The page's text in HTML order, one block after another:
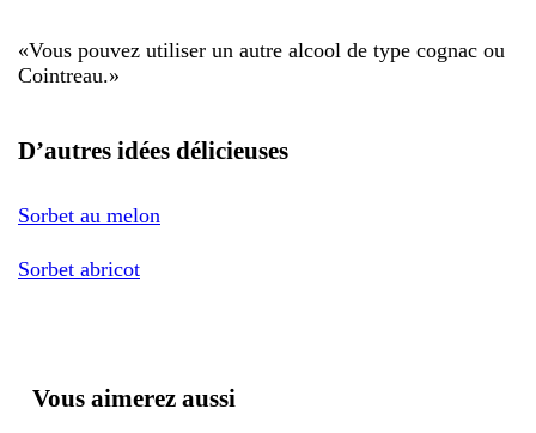
«Vous pouvez utiliser un autre alcool de type cognac ou
Cointreau.»
D’autres idées délicieuses
Sorbet au melon
Sorbet abricot
Vous aimerez aussi